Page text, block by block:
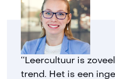
‘‘Leercultuur is
trend. Het is een